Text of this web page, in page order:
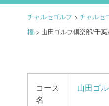
チャルセゴルフ > チャルセ
権 > 山田ゴルフ倶楽部/千
コース
名
山田ゴ